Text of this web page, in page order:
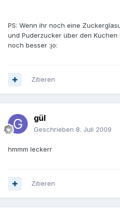
PS: Wenn ihr noch eine
und Puderzucker über den
noch besser :jo:
Zitieren
gül
Geschrieben 8. Juli 2009
hmmm leckerr
Zitieren